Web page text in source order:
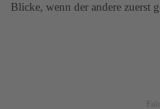
Blicke, wenn der andere zuerst